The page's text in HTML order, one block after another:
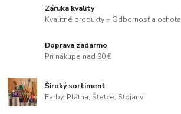
Záruka kvality
Kvalitné produkty + Odbornosť a ochota
Doprava zadarmo
Pri nákupe nad 90 €
Široký sortiment
Farby, Plátna, Štetce, Stojany